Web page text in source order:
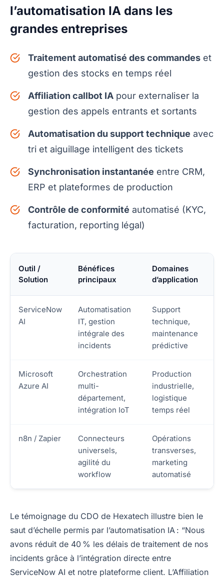
l’automatisation IA dans les
grandes entreprises
Traitement automatisé des commandes et
gestion des stocks en temps réel
Affiliation callbot IA pour externaliser la
gestion des appels entrants et sortants
Automatisation du support technique avec
tri et aiguillage intelligent des tickets
Synchronisation instantanée entre CRM,
ERP et plateformes de production
Contrôle de conformité automatisé (KYC,
facturation, reporting légal)
Outil /
Solution
Bénéfices
principaux
Domaines
d’application
ServiceNow
AI
Automatisation
IT, gestion
intégrale des
incidents
Support
technique,
maintenance
prédictive
Microsoft
Azure AI
Orchestration
multi-
département,
intégration IoT
Production
industrielle,
logistique
temps réel
n8n / Zapier
Connecteurs
universels,
agilité du
workflow
Opérations
transverses,
marketing
automatisé
Le témoignage du CDO de Hexatech illustre bien le
saut d’échelle permis par l’automatisation IA : “Nous
avons réduit de 40 % les délais de traitement de nos
incidents grâce à l’intégration directe entre
ServiceNow AI et notre plateforme client. L’Affiliation